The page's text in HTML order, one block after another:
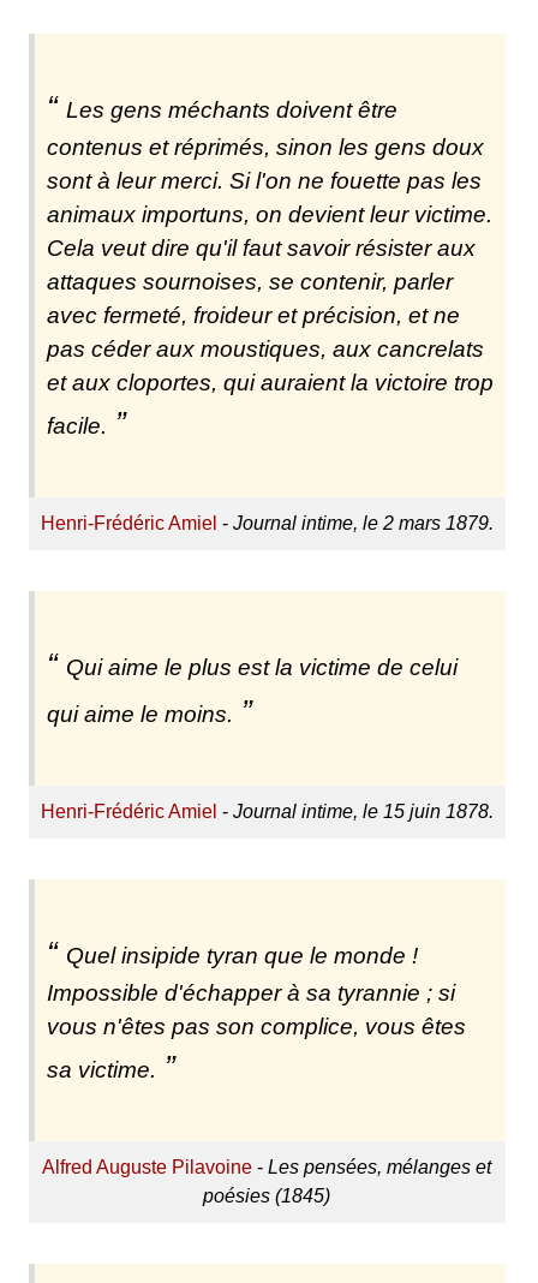
Les gens méchants doivent être
contenus et réprimés, sinon les gens doux
sont à leur merci. Si l'on ne fouette pas les
animaux importuns, on devient leur victime.
Cela veut dire qu'il faut savoir résister aux
attaques sournoises, se contenir, parler
avec fermeté, froideur et précision, et ne
pas céder aux moustiques, aux cancrelats
et aux cloportes, qui auraient la victoire trop
facile.
Henri-Frédéric Amiel - Journal intime, le 2 mars 1879.
Qui aime le plus est la victime de celui
qui aime le moins.
Henri-Frédéric Amiel - Journal intime, le 15 juin 1878.
Quel insipide tyran que le monde !
Impossible d'échapper à sa tyrannie ; si
vous n'êtes pas son complice, vous êtes
sa victime.
Alfred Auguste Pilavoine -Les pensées, mélanges et
poésies (1845)